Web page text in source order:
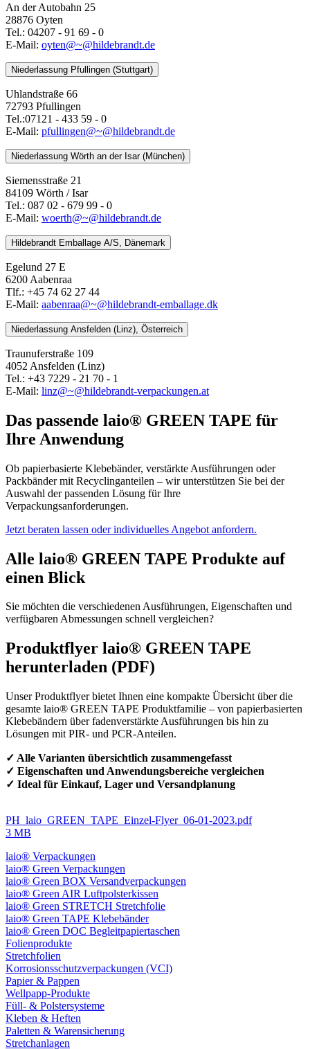
An der Autobahn 25
28876 Oyten
Tel.: 04207 - 91 69 - 0
E-Mail: oyten@~@hildebrandt.de
Niederlassung Pfullingen (Stuttgart)
Uhlandstraße 66
72793 Pfullingen
Tel.:07121 - 433 59 - 0
E-Mail: pfullingen@~@hildebrandt.de
Niederlassung Wörth an der Isar (München)
Siemensstraße 21
84109 Wörth / Isar
Tel.: 087 02 - 679 99 - 0
E-Mail: woerth@~@hildebrandt.de
Hildebrandt Emballage A/S, Dänemark
Egelund 27 E
6200 Aabenraa
Tlf.: +45 74 62 27 44
E-Mail: aabenraa@~@hildebrandt-emballage.dk
Niederlassung Ansfelden (Linz), Österreich
Traunuferstraße 109
4052 Ansfelden (Linz)
Tel.: +43 7229 - 21 70 - 1
E-Mail: linz@~@hildebrandt-verpackungen.at
Das passende laio® GREEN TAPE für
Ihre Anwendung
Ob papierbasierte Klebebänder, verstärkte Ausführungen oder
Packbänder mit Recyclinganteilen – wir unterstützen Sie bei der
Auswahl der passenden Lösung für Ihre
Verpackungsanforderungen.
Jetzt beraten lassen oder individuelles Angebot anfordern.
Alle laio® GREEN TAPE Produkte auf
einen Blick
Sie möchten die verschiedenen Ausführungen, Eigenschaften und
verfügbaren Abmessungen schnell vergleichen?
Produktflyer laio® GREEN TAPE
herunterladen (PDF)
Unser Produktflyer bietet Ihnen eine kompakte Übersicht über die
gesamte laio® GREEN TAPE Produktfamilie – von papierbasierten
Klebebändern über fadenverstärkte Ausführungen bis hin zu
Lösungen mit PIR- und PCR-Anteilen.
✓ Alle Varianten übersichtlich zusammengefasst
✓ Eigenschaften und Anwendungsbereiche vergleichen
✓ Ideal für Einkauf, Lager und Versandplanung
PH_laio_GREEN_TAPE_Einzel-Flyer_06-01-2023.pdf
3 MB
laio® Verpackungen
laio® Green Verpackungen
laio® Green BOX Versandverpackungen
laio® Green AIR Luftpolsterkissen
laio® Green STRETCH Stretchfolie
laio® Green TAPE Klebebänder
laio® Green DOC Begleitpapiertaschen
Folienprodukte
Stretchfolien
Korrosionsschutzverpackungen (VCI)
Papier & Pappen
Wellpapp-Produkte
Füll- & Polstersysteme
Kleben & Heften
Paletten & Warensicherung
Stretchanlagen